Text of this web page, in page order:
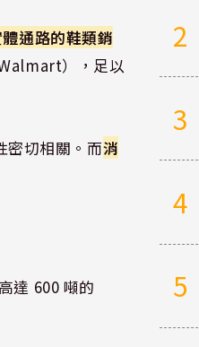
通路的鞋類銷
），足以
密切相關。而消
達 600 噸的
2
3
4
5